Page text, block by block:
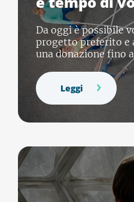
Da oggi è possibile
progetto preferito e
una donazione fino
Leggi